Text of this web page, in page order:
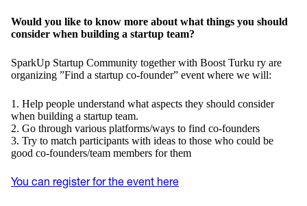
Would you like to know more about what things you should
consider when building a startup team?
SparkUp Startup Community together with Boost Turku ry are
organizing ”Find a startup co-founder” event where we will:
1. Help people understand what aspects they should consider
when building a startup team.
2. Go through various platforms/ways to find co-founders
3. Try to match participants with ideas to those who could be
good co-founders/team members for them
You can register for the event here